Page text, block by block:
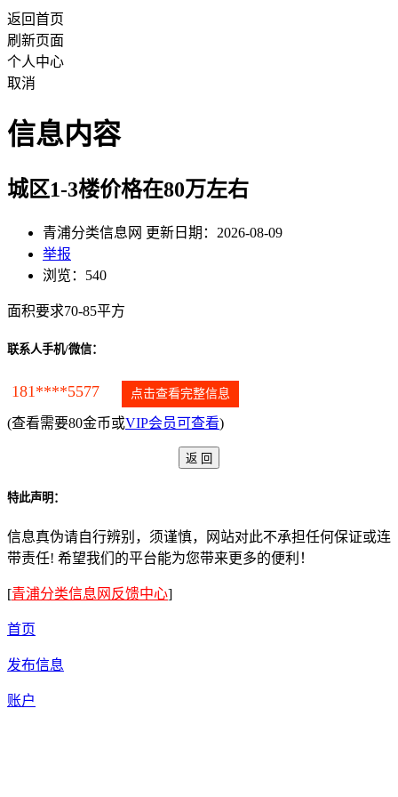
返回首页
刷新页面
个人中心
取消
信息内容
城区1-3楼价格在80万左右
青浦分类信息网 更新日期：2026-08-09
举报
浏览：540
面积要求70-85平方
联系人手机/微信：
181****5577 点击查看完整信息
(查看需要80金币或VIP会员可查看)
特此声明：
信息真伪请自行辨别，须谨慎，网站对此不承担任何保证或连
带责任! 希望我们的平台能为您带来更多的便利！
[青浦分类信息网反馈中心]
首页
发布信息
账户